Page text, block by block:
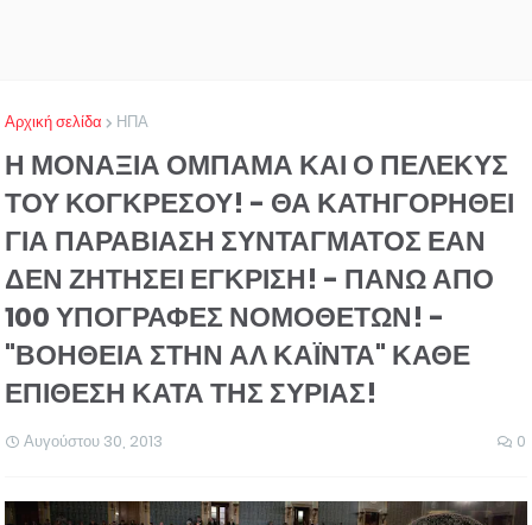
Αρχική σελίδα ΗΠΑ
Η ΜΟΝΑΞΙΑ ΟΜΠΑΜΑ ΚΑΙ Ο ΠΕΛΕΚΥΣ
ΤΟΥ ΚΟΓΚΡΕΣΟΥ! - ΘΑ ΚΑΤΗΓΟΡΗΘΕΙ
ΓΙΑ ΠΑΡΑΒΙΑΣΗ ΣΥΝΤΑΓΜΑΤΟΣ ΕΑΝ
ΔΕΝ ΖΗΤΗΣΕΙ ΕΓΚΡΙΣΗ! - ΠΑΝΩ ΑΠΟ
100 ΥΠΟΓΡΑΦΕΣ ΝΟΜΟΘΕΤΩΝ! -
"ΒΟΗΘΕΙΑ ΣΤΗΝ ΑΛ ΚΑΪΝΤΑ" ΚΑΘΕ
ΕΠΙΘΕΣΗ ΚΑΤΑ ΤΗΣ ΣΥΡΙΑΣ!
Αυγούστου 30, 2013 0